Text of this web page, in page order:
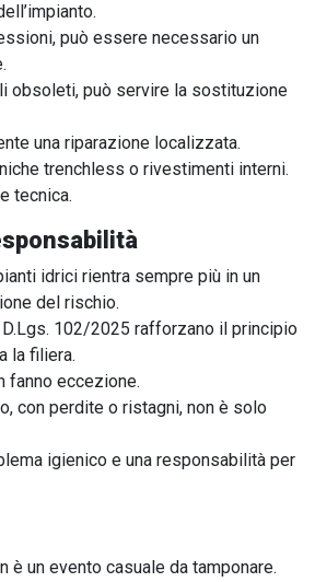
può essere necessario un
obsoleti, può servire la sostituzione
una riparazione localizzata.
trenchless o rivestimenti interni.
tecnica.
idrici rientra sempre più in un
del rischio.
102/2025 rafforzano il principio
la filiera.
fanno eccezione.
con perdite o ristagni, non è solo
igienico e una responsabilità per
è un evento casuale da tamponare.